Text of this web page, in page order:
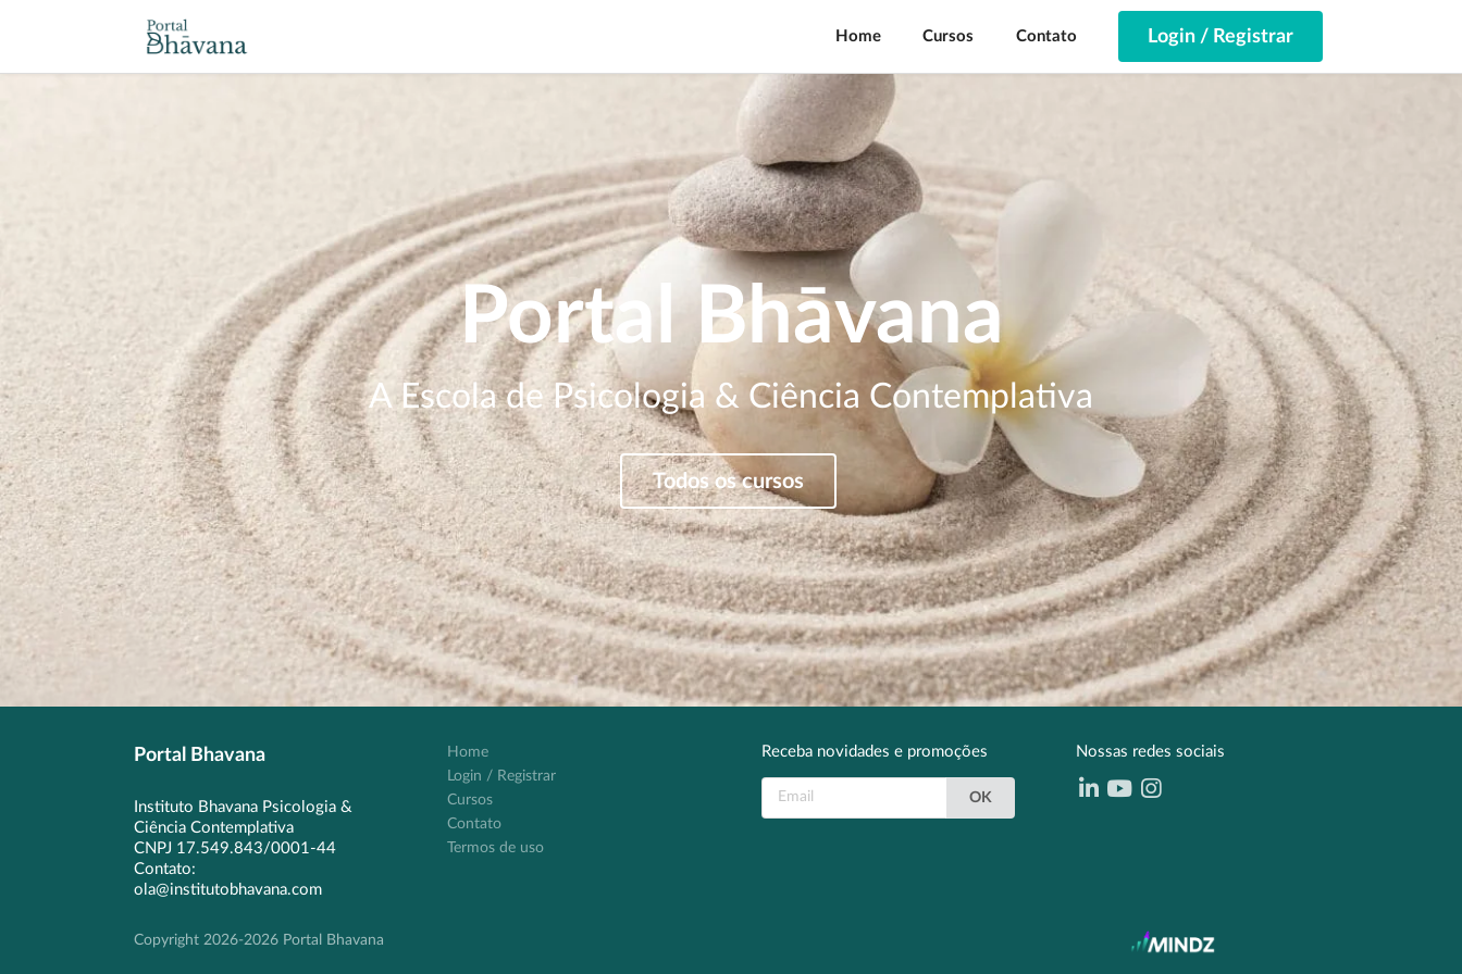
Home Cursos Contato Login / Registrar
Portal Bhāvana
A Escola de Psicologia & Ciência Contemplativa
Todos os cursos
Portal Bhavana
Instituto Bhavana Psicologia &
Ciência Contemplativa
CNPJ 17.549.843/0001-44
Contato:
ola@institutobhavana.com
Home
Login / Registrar
Cursos
Contato
Termos de uso
Receba novidades e promoções
OK
Nossas redes sociais
Copyright 2026-2026 Portal Bhavana